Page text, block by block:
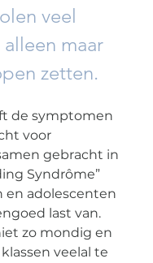
veel
maar
zetten.
de symptomen
voor
gebracht in
Syndrôme”
en adolescenten
last van.
zo mondig en
veelal te